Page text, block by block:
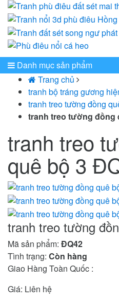
Danh mục sản phẩm
Trang chủ
tranh bộ tráng gương
tranh treo tường đồng
tranh treo tường đồng
tranh treo
quê bộ 3
tranh treo tường
Mã sản phẩm: ĐQ42
Tình trạng: Còn hàng
Giao Hàng Toàn Quốc :
Giá: Liên hệ